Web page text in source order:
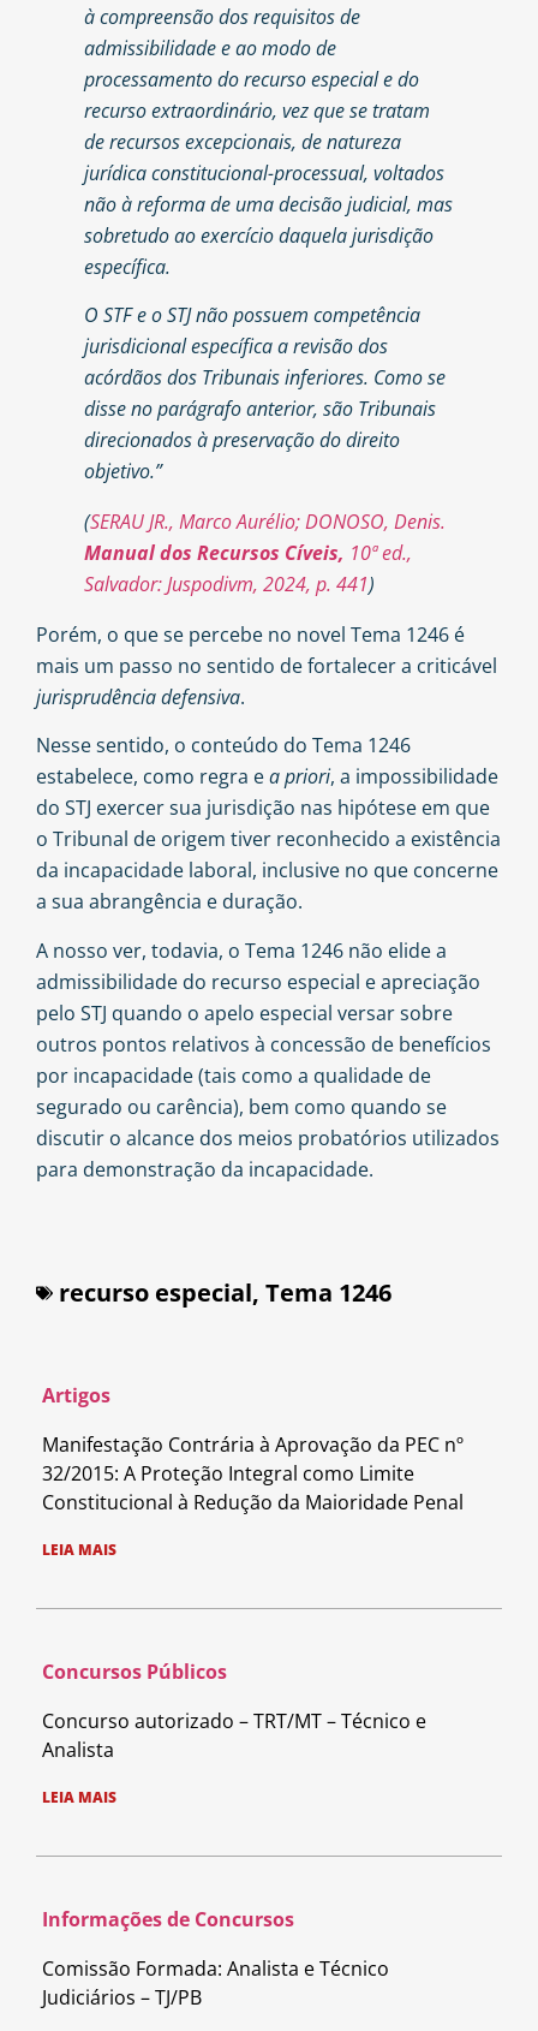
à compreensão dos requisitos de
admissibilidade e ao modo de
processamento do recurso especial e do
recurso extraordinário, vez que se tratam
de recursos excepcionais, de natureza
jurídica constitucional-processual, voltados
não à reforma de uma decisão judicial, mas
sobretudo ao exercício daquela jurisdição
específica.
O STF e o STJ não possuem competência
jurisdicional específica a revisão dos
acórdãos dos Tribunais inferiores. Como se
disse no parágrafo anterior, são Tribunais
direcionados à preservação do direito
objetivo.”
(SERAU JR., Marco Aurélio; DONOSO, Denis.
Manual dos Recursos Cíveis, 10ª ed.,
Salvador: Juspodivm, 2024, p. 441)
Porém, o que se percebe no novel Tema 1246 é
mais um passo no sentido de fortalecer a criticável
jurisprudência defensiva.
Nesse sentido, o conteúdo do Tema 1246
estabelece, como regra ea priori, a impossibilidade
do STJ exercer sua jurisdição nas hipótese em que
o Tribunal de origem tiver reconhecido a existência
da incapacidade laboral, inclusive no que concerne
a sua abrangência e duração.
A nosso ver, todavia, o Tema 1246 não elide a
admissibilidade do recurso especial e apreciação
pelo STJ quando o apelo especial versar sobre
outros pontos relativos à concessão de benefícios
por incapacidade (tais como a qualidade de
segurado ou carência), bem como quando se
discutir o alcance dos meios probatórios utilizados
para demonstração da incapacidade.
recurso especial, Tema 1246
Artigos
Manifestação Contrária à Aprovação da PEC nº
32/2015: A Proteção Integral como Limite
Constitucional à Redução da Maioridade Penal
LEIA MAIS
Concursos Públicos
Concurso autorizado – TRT/MT – Técnico e
Analista
LEIA MAIS
Informações de Concursos
Comissão Formada: Analista e Técnico
Judiciários – TJ/PB